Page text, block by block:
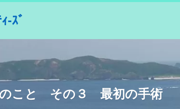
-ｽﾞ
のこと その３ 最初の手術